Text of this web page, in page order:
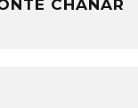
CHAÑAR